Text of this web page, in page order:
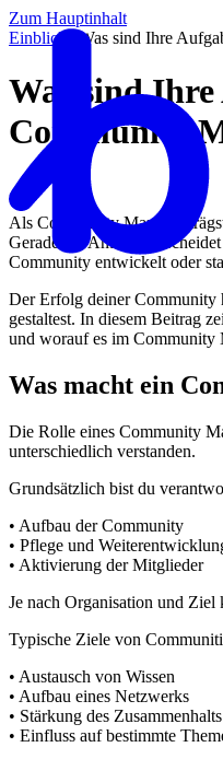
Zum Hauptinhalt
Einblicke
Was sind Ihre
Was sind
Community
Als Community Manager
Gerade am Anfang
Community entwickelt oder
Der Erfolg deiner Community
gestaltest. In diesem Beitrag
und worauf es im Community
Was macht ein
Die Rolle eines Community
unterschiedlich verstanden.
Grundsätzlich bist du
• Aufbau der Community
• Pflege und
• Aktivierung der Mitglieder
Je nach Organisation und Ziel
Typische Ziele von
• Austausch von Wissen
• Aufbau eines Netzwerks
• Stärkung des
• Einfluss auf bestimmte